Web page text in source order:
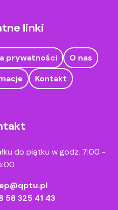
linki
prywatności
O nas
Kontakt
do piątku w godz. 7:00 -
58 325 41 43